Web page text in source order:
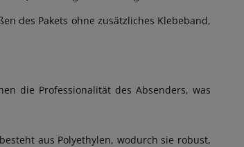
des Pakets ohne zusätzliches Klebeband,
die Professionalität des Absenders, was
aus Polyethylen, wodurch sie robust,